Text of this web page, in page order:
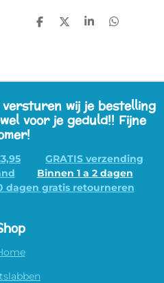
D
D
S
D
wij je bestelling
voor je geduld!! Fijne
GRATIS verzending
Binnen 1 a 2 dagen
dagen gratis retourneren